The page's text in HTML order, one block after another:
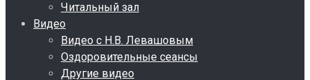
Читальный зал
Видео
Видео с Н.В. Левашовым
Оздоровительные сеансы
Другие видео